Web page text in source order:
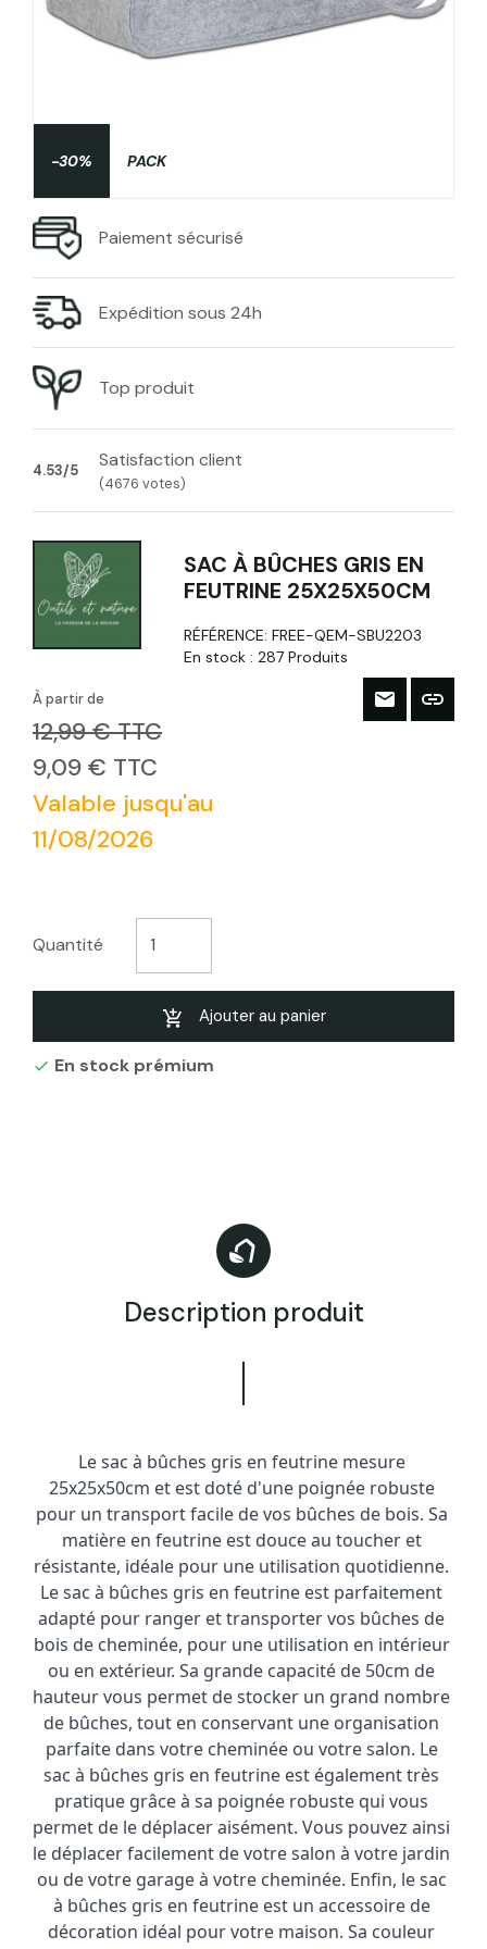
-30% PACK
Paiement sécurisé
Expédition sous 24h
Top produit
4.53/5 Satisfaction client
(4676 votes)
SAC À BÛCHES GRIS EN
FEUTRINE 25X25X50CM
RÉFÉRENCE:FREE-QEM-SBU2203
En stock :287 Produits
À partir de
12,99 € TTC
9,09 € TTC
Valable jusqu'au
11/08/2026
Quantité
Ajouter au panier
 En stock prémium
Description produit
Le sac à bûches gris en feutrine mesure
25x25x50cm et est doté d'une poignée robuste
pour un transport facile de vos bûches de bois. Sa
matière en feutrine est douce au toucher et
résistante, idéale pour une utilisation quotidienne.
Le sac à bûches gris en feutrine est parfaitement
adapté pour ranger et transporter vos bûches de
bois de cheminée, pour une utilisation en intérieur
ou en extérieur. Sa grande capacité de 50cm de
hauteur vous permet de stocker un grand nombre
de bûches, tout en conservant une organisation
parfaite dans votre cheminée ou votre salon. Le
sac à bûches gris en feutrine est également très
pratique grâce à sa poignée robuste qui vous
permet de le déplacer aisément. Vous pouvez ainsi
le déplacer facilement de votre salon à votre jardin
ou de votre garage à votre cheminée. Enfin, le sac
à bûches gris en feutrine est un accessoire de
décoration idéal pour votre maison. Sa couleur